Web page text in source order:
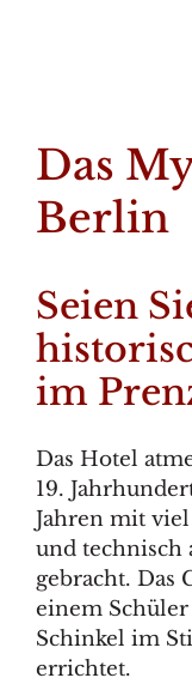
Das
Berlin
Seien
im
Das Hotel
19.
Jahren mit
und technisch
gebracht. Das
einem
Schinkel im
errichtet.